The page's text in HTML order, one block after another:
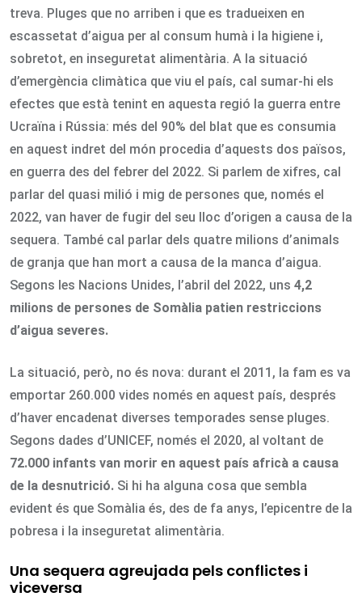
treva. Pluges que no arriben i que es tradueixen en
escassetat d’aigua per al consum humà i la higiene i,
sobretot, en inseguretat alimentària. A la situació
d’emergència climàtica que viu el país, cal sumar-hi els
efectes que està tenint en aquesta regió la guerra entre
Ucraïna i Rússia: més del 90% del blat que es consumia
en aquest indret del món procedia d’aquests dos països,
en guerra des del febrer del 2022. Si parlem de xifres, cal
parlar del quasi milió i mig de persones que, només el
2022, van haver de fugir del seu lloc d’origen a causa de la
sequera. També cal parlar dels quatre milions d’animals
de granja que han mort a causa de la manca d’aigua.
Segons les Nacions Unides, l’abril del 2022, uns 4,2
milions de persones de Somàlia patien restriccions
d’aigua severes.
La situació, però, no és nova: durant el 2011, la fam es va
emportar 260.000 vides només en aquest país, després
d’haver encadenat diverses temporades sense pluges.
Segons dades d’UNICEF, només el 2020, al voltant de
72.000 infants van morir en aquest país africà a causa
de la desnutrició. Si hi ha alguna cosa que sembla
evident és que Somàlia és, des de fa anys, l’epicentre de la
pobresa i la inseguretat alimentària.
Una sequera agreujada pels conflictes i
viceversa